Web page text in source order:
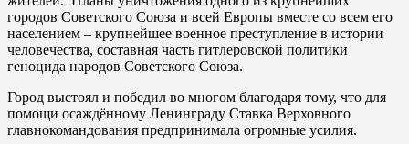
городов Советского Союза и всей Европы вместе со всем его
населением – крупнейшее военное преступление в истории
человечества, составная часть гитлеровской политики
геноцида народов Советского Союза.
Город выстоял и победил во многом благодаря тому, что для
помощи осаждённому Ленинграду Ставка Верховного
главнокомандования предпринимала огромные усилия.